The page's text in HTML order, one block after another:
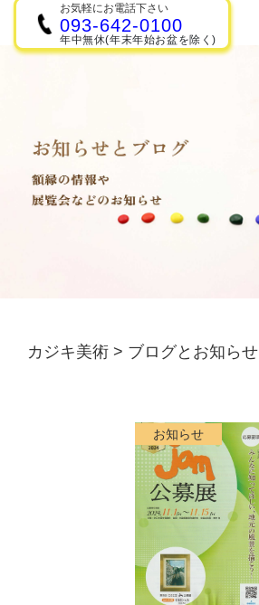
お気軽にお電話下さい
093-642-0100
年中無休(年末年始お盆を除く)
カジキ美術 > ブログとお知らせ
お知らせ